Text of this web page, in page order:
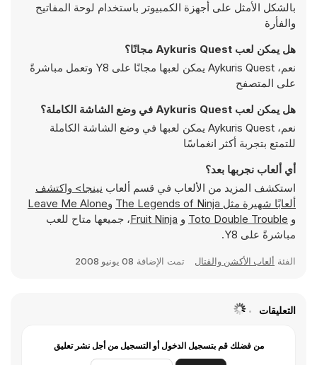
بالشكل الأمثل على أجهزة الكمبيوتر باستخدام لوحة المفاتيح
والفأرة
هل يمكن لعب Aykuris Quest مجانًا؟
نعم، Aykuris Quest يمكن لعبها مجانًا على Y8 وتعمل مباشرةً
على المتصفح
هل يمكن لعب Aykuris Quest في وضع الشاشة الكاملة؟
نعم، Aykuris Quest يمكن لعبها في وضع الشاشة الكاملة
للتمتع بتجربة أكثر انغماسًا
أي ألعاب نجربها بعد؟
استكشف المزيد من الألعاب في قسم ألعاب
نينجا> واكتشف
ألعابًا شهيرة مثل The Legends of Ninja وLeave Me Alone
و Toto Double Trouble و Fruit Ninja، جميعها متاح للعب
مباشرةً على Y8.
الفئة ألعاب الأكشن والقتال تمت الإضافة 08 يونيو 2008
التعليقات
من فضلك قم بتسجيل الدخول أو التسجيل من أجل نشر تعليق